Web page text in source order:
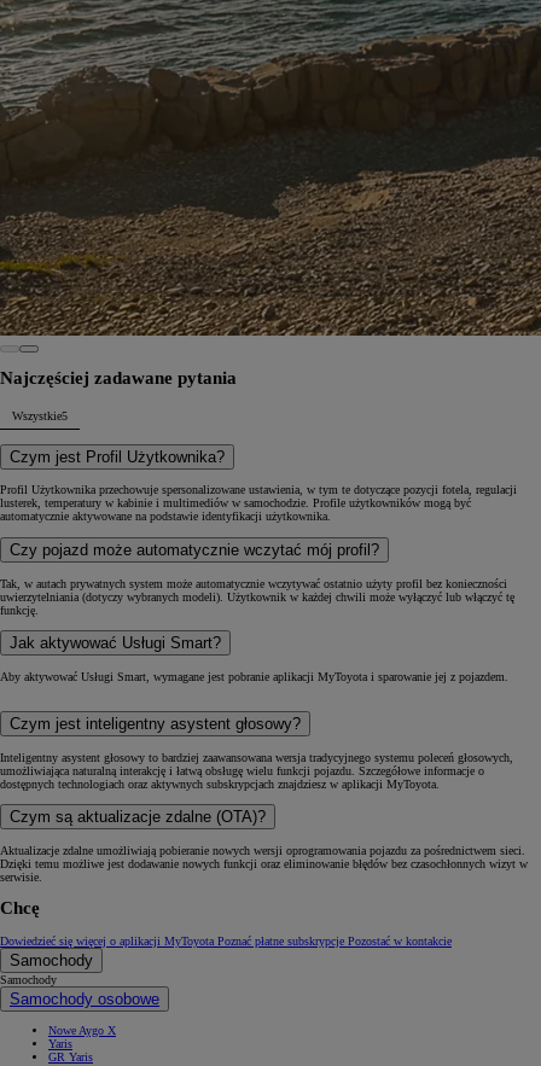
Najczęściej zadawane pytania
Wszystkie5
Czym jest Profil Użytkownika?
Profil Użytkownika przechowuje spersonalizowane ustawienia, w tym te dotyczące pozycji fotela, regulacji
lusterek, temperatury w kabinie i multimediów w samochodzie. Profile użytkowników mogą być
automatycznie aktywowane na podstawie identyfikacji użytkownika.
Czy pojazd może automatycznie wczytać mój profil?
Tak, w autach prywatnych system może automatycznie wczytywać ostatnio użyty profil bez konieczności
uwierzytelniania (dotyczy wybranych modeli). Użytkownik w każdej chwili może wyłączyć lub włączyć tę
funkcję.
Jak aktywować Usługi Smart?
Aby aktywować Usługi Smart, wymagane jest pobranie aplikacji MyToyota i sparowanie jej z pojazdem.
Czym jest inteligentny asystent głosowy?
Inteligentny asystent głosowy to bardziej zaawansowana wersja tradycyjnego systemu poleceń głosowych,
umożliwiająca naturalną interakcję i łatwą obsługę wielu funkcji pojazdu. Szczegółowe informacje o
dostępnych technologiach oraz aktywnych subskrypcjach znajdziesz w aplikacji MyToyota.
Czym są aktualizacje zdalne (OTA)?
Dzięki temu możliwe jest dodawanie nowych funkcji oraz eliminowanie błędów bez czasochłonnych wizyt w
serwisie.
Chcę
Dowiedzieć się więcej o aplikacji MyToyota
Samochody
Samochody
Samochody osobowe